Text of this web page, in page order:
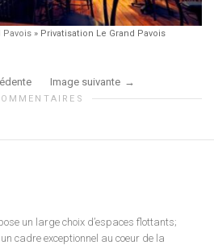
Pavois » Privatisation Le Grand Pavois
Image suivante
un large choix d’espaces flottants;
cadre exceptionnel au coeur de la